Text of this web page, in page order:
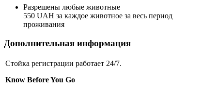
Разрешены любые животные
550 UAH за каждое животное за весь период
проживания
Дополнительная информация
Стойка регистрации работает 24/7.
Know Before You Go